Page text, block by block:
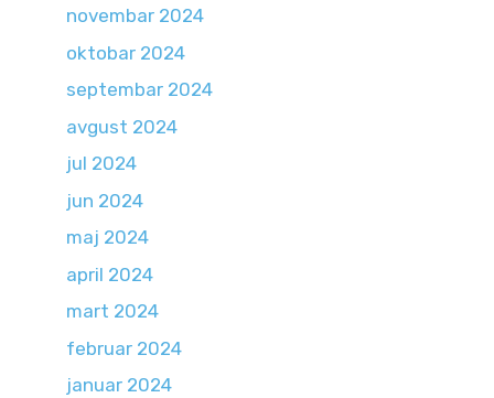
novembar 2024
oktobar 2024
septembar 2024
avgust 2024
jul 2024
jun 2024
maj 2024
april 2024
mart 2024
februar 2024
januar 2024